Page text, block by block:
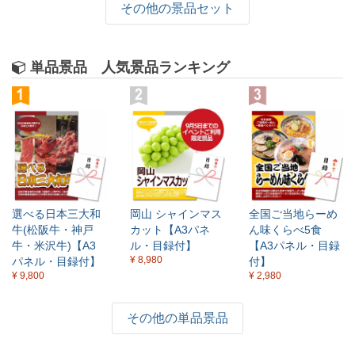
その他の景品セット
単品景品 人気景品ランキング
選べる日本三大和
牛(松阪牛・神戸
牛・米沢牛)【A3
パネル・目録付】
¥ 9,800
岡山 シャインマス
カット【A3パネ
ル・目録付】
¥ 8,980
全国ご当地らーめ
ん味くらべ5食
【A3パネル・目録
付】
¥ 2,980
その他の単品景品